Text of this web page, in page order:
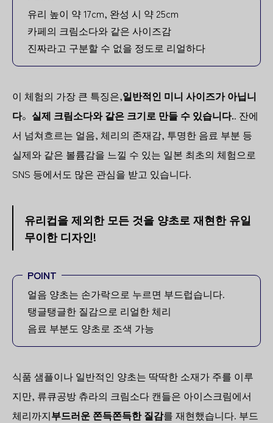
유리 높이 약 17cm, 완성 시 약 25cm
카페의 크림소다와 같은 사이즈감
진짜라고 구분할 수 없을 정도로 리얼하다
이 체험의 가장 큰 특징은,일반적인 미니 사이즈가 아닙니
다。 실제 크림소다와 같은 크기로 만들 수 있습니다.. 잔에
서 넘쳐흐르는 얼음, 체리의 존재감, 투명한 음료 부분 등
실제와 같은 볼륨감을 느낄 수 있는 일본 최초의 체험으로
SNS 등에서도 많은 관심을 받고 있습니다.
유리컵을 제외한 모든 것을 양초로 재현한 유일
무이한 디자인!
POINT
얼음 양초는 손가락으로 누르면 부드럽습니다.
탱글탱글한 질감으로 리얼한 체리
음료 부분도 양초로 조색 가능
식품 샘플이나 일반적인 양초는 딱딱한 소재가 주를 이루
지만, 류큐공방 츄라의 크림소다 캔들은 아이스크림에서
체리까지부드러운 쫀득쫀득한 질감를 재현했습니다. 부드